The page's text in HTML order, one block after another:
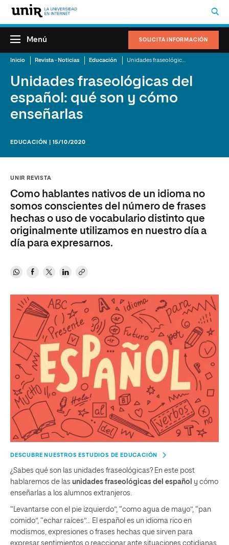
SOLICITA INFORMACIÓN
Menú
Inicio Revista - Noticias Educación
Unidades fraseológicas del
español: qué son y cómo
enseñarlas
EDUCACIÓN | 15/10/2020
UNIR REVISTA
Como hablantes nativos de un idioma no
somos conscientes del número de frases
hechas o uso de vocabulario distinto que
originalmente utilizamos en nuestro día a
día para expresarnos.
DESCUBRE NUESTROS ESTUDIOS DE EDUCACIÓN
¿Sabes qué son las unidades fraseológicas? En este post
hablaremos de las unidades fraseológicas del español
y cómo
enseñarlas a los alumnos extranjeros.
“Levantarse con el pie izquierdo”, “como agua de mayo”, “pan
comido”, “echar raíces”… El español es un idioma rico en
modismos, expresiones o frases hechas que sirven para
expresar sentimientos o reaccionar ante situaciones cotidianas.